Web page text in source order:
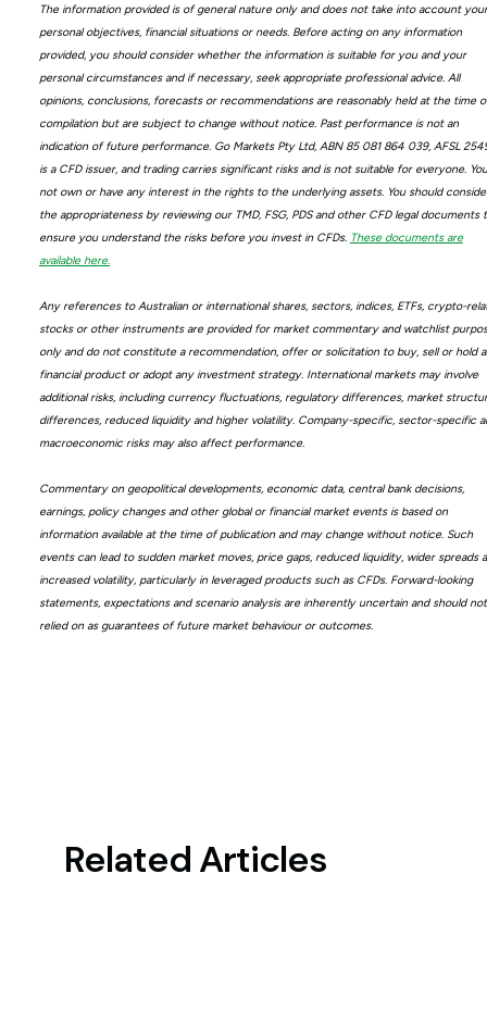
The information provided is of general nature only and does not take into account your
personal objectives, financial situations or needs. Before acting on any information
provided, you should consider whether the information is suitable for you and your
personal circumstances and if necessary, seek appropriate professional advice. All
opinions, conclusions, forecasts or recommendations are reasonably held at the time
compilation but are subject to change without notice. Past performance is not an
indication of future performance. Go Markets Pty Ltd, ABN 85 081 864 039, AFSL
is a CFD issuer, and trading carries significant risks and is not suitable for everyone.
not own or have any interest in the rights to the underlying assets. You should
the appropriateness by reviewing our TMD, FSG, PDS and other CFD legal documents
ensure you understand the risks before you invest in CFDs. These documents are
available here.
Any references to Australian or international shares, sectors, indices, ETFs, crypto-
stocks or other instruments are provided for market commentary and watchlist
only and do not constitute a recommendation, offer or solicitation to buy, sell or hold
financial product or adopt any investment strategy. International markets may involve
additional risks, including currency fluctuations, regulatory differences, market
differences, reduced liquidity and higher volatility. Company-specific, sector-specific
macroeconomic risks may also affect performance.
Commentary on geopolitical developments, economic data, central bank decisions,
earnings, policy changes and other global or financial market events is based on
information available at the time of publication and may change without notice. Such
events can lead to sudden market moves, price gaps, reduced liquidity, wider spreads
increased volatility, particularly in leveraged products such as CFDs. Forward-looking
statements, expectations and scenario analysis are inherently uncertain and should
relied on as guarantees of future market behaviour or outcomes.
Related Articles